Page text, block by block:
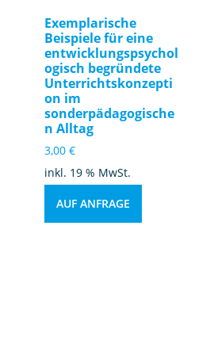
Exemplarische
Beispiele für eine
entwicklungspsychol
ogisch begründete
Unterrichtskonzepti
on im
sonderpädagogische
n Alltag
3,00€
inkl. 19 % MwSt.
AUF ANFRAGE